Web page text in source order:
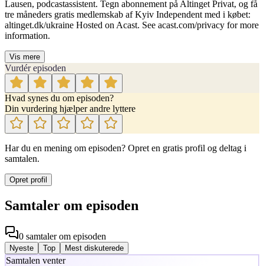
Lausen, podcastassistent. Tegn abonnement på Altinget Privat, og få
tre måneders gratis medlemskab af Kyiv Independent med i købet:
altinget.dk/ukraine Hosted on Acast. See acast.com/privacy for more
information.
Vis mere
Vurdér episoden
Hvad synes du om episoden?
Din vurdering hjælper andre lyttere
Har du en mening om episoden? Opret en gratis profil og deltag i
samtalen.
Opret profil
Samtaler om episoden
0 samtalerom episoden
Nyeste Top Mest diskuterede
Samtalen venter